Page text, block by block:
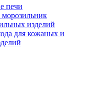
печи
изделий
для кожаных и